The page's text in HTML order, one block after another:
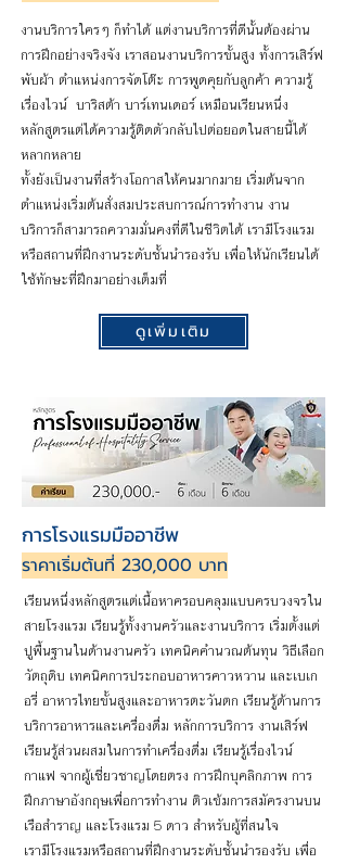
งานบริการใครๆ ก็ทำได้ แต่งานบริการที่ดีนั้นต้องผ่าน
การฝึกอย่างจริงจัง เราสอนงานบริการขั้นสูง ทั้งการเสิร์ฟ
พับผ้า ตำแหน่งการจัดโต๊ะ การพูดคุยกับลูกค้า ความรู้
เรื่องไวน์ บาริสต้า บาร์เทนเดอร์ เหมือนเรียนหนึ่ง
หลักสูตรแต่ได้ความรู้ติดตัวกลับไปต่อยอดในสายนี้ได้
หลากหลาย
ทั้งยังเป็นงานที่สร้างโอกาสให้คนมากมาย เริ่มต้นจาก
ตำแหน่งเริ่มต้นสั่งสมประสบการณ์การทำงาน งาน
บริการก็สามารถความมั่นคงที่ดีในชีวิตได้ เรามีโรงแรม
หรือสถานที่ฝึกงานระดับชั้นนำรองรับ เพื่อให้นักเรียนได้
ใช้ทักษะที่ฝึกมาอย่างเต็มที่
ดูเพิ่มเติม
การโรงแรมมืออาชีพ
ราคาเริ่มต้นที่ 230,000 บาท
เรียนหนึ่งหลักสูตรแต่เนื้อหาครอบคลุมแบบครบวงจรใน
สายโรงแรม เรียนรู้ทั้งงานครัวและงานบริการ เริ่มตั้งแต่
ปูพื้นฐานในด้านงานครัว เทคนิคคำนวณต้นทุน วิธีเลือก
วัตถุดิบ เทคนิคการประกอบอาหารคาวหวาน และเบเก
อรี่ อาหารไทยขั้นสูงและอาหารตะวันตก เรียนรู้ด้านการ
บริการอาหารและเครื่องดื่ม หลักการบริการ งานเสิร์ฟ
เรียนรู้ส่วนผสมในการทำเครื่องดื่ม เรียนรู้เรื่องไวน์
กาแฟ จากผู้เชี่ยวชาญโดยตรง การฝึกบุคลิกภาพ การ
ฝึกภาษาอังกฤษเพื่อการทำงาน ติวเข้มการสมัครงานบน
เรือสำราญ และโรงแรม 5 ดาว สำหรับผู้ที่สนใจ
เรามีโรงแรมหรือสถานที่ฝึกงานระดับชั้นนำรองรับ เพื่อ